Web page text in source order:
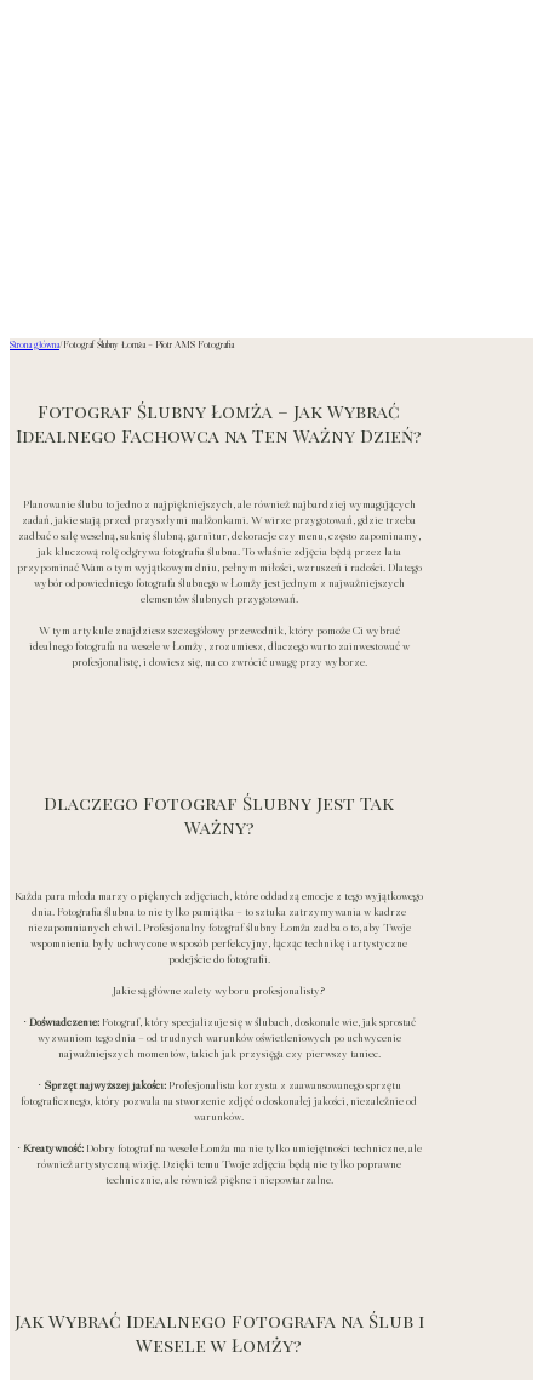
Strona główna/ Fotograf Ślubny Łomża – Piotr AMS Fotografia
Fotograf Ślubny Łomża – Jak Wybrać
Idealnego Fachowca na Ten Ważny Dzień?
Planowanie ślubu to jedno z najpiękniejszych, ale również najbardziej wymagających
zadań, jakie stają przed przyszłymi małżonkami. W wirze przygotowań, gdzie trzeba
zadbać o salę weselną, suknię ślubną, garnitur, dekoracje czy menu, często zapominamy,
jak kluczową rolę odgrywa fotografia ślubna. To właśnie zdjęcia będą przez lata
przypominać Wam o tym wyjątkowym dniu, pełnym miłości, wzruszeń i radości. Dlatego
wybór odpowiedniego fotografa ślubnego w Łomży jest jednym z najważniejszych
elementów ślubnych przygotowań.
W tym artykule znajdziesz szczegółowy przewodnik, który pomoże Ci wybrać
idealnego fotografa na wesele w Łomży, zrozumiesz, dlaczego warto zainwestować w
profesjonalistę, i dowiesz się, na co zwrócić uwagę przy wyborze.
Dlaczego Fotograf Ślubny Jest Tak
Ważny?
Każda para młoda marzy o pięknych zdjęciach, które oddadzą emocje z tego wyjątkowego
dnia. Fotografia ślubna to nie tylko pamiątka – to sztuka zatrzymywania w kadrze
niezapomnianych chwil. Profesjonalny fotograf ślubny Łomża zadba o to, aby Twoje
wspomnienia były uchwycone w sposób perfekcyjny, łącząc technikę i artystyczne
podejście do fotografii.
Jakie są główne zalety wyboru profesjonalisty?
• Doświadczenie:Fotograf, który specjalizuje się w ślubach, doskonale wie, jak sprostać
wyzwaniom tego dnia – od trudnych warunków oświetleniowych po uchwycenie
najważniejszych momentów, takich jak przysięga czy pierwszy taniec.
• Sprzęt najwyższej jakości:Profesjonalista korzysta z zaawansowanego sprzętu
fotograficznego, który pozwala na stworzenie zdjęć o doskonałej jakości, niezależnie od
warunków.
• Kreatywność:Dobry fotograf na wesele Łomża ma nie tylko umiejętności techniczne, ale
również artystyczną wizję. Dzięki temu Twoje zdjęcia będą nie tylko poprawne
technicznie, ale również piękne i niepowtarzalne.
Jak Wybrać Idealnego Fotografa na Ślub i
Wesele w Łomży?